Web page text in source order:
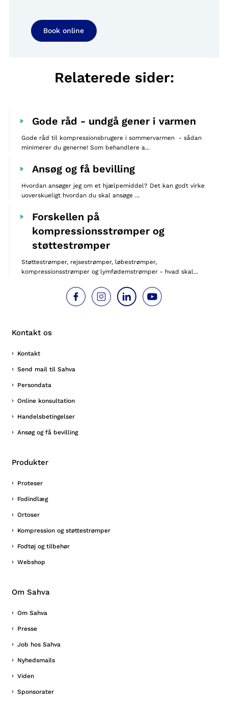
Book online
Relaterede sider:
Gode råd - undgå gener i varmen
Gode råd til kompressionsbrugere i sommervarmen - sådan
minimerer du generne! Som behandlere a...
Ansøg og få bevilling
Hvordan ansøger jeg om et hjælpemiddel? Det kan godt virke
uoverskueligt hvordan du skal ansøge ...
Forskellen på
kompressionsstrømper og
støttestrømper
Støttestrømper, rejsestrømper, løbestrømper,
kompressionsstrømper og lymfødemstrømper - hvad skal...
Kontakt os
Kontakt
Send mail til Sahva
Persondata
Online konsultation
Handelsbetingelser
Ansøg og få bevilling
Produkter
Proteser
Fodindlæg
Ortoser
Kompression og støttestrømper
Fodtøj og tilbehør
Webshop
Om Sahva
Om Sahva
Presse
Job hos Sahva
Nyhedsmails
Viden
Sponsorater